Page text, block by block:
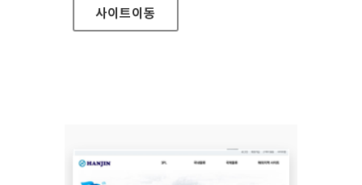
사이트이동